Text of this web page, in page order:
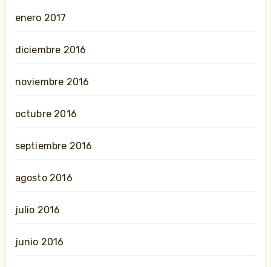
enero 2017
diciembre 2016
noviembre 2016
octubre 2016
septiembre 2016
agosto 2016
julio 2016
junio 2016